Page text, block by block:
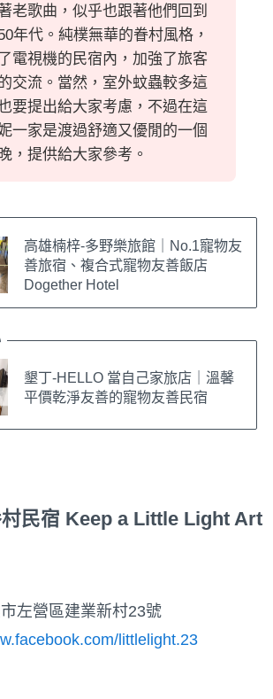
老歌曲，似乎也跟著他們回到
50年代。純樸無華的眷村風格，
電視機的民宿內，加強了旅客
交流。當然，室外蚊蟲較多這
要提出給大家考慮，不過在這
一家是渡過舒適又優閒的一個
，提供給大家參考。
高雄楠梓-多野樂旅館｜No.1寵物友
善旅宿、複合式寵物友善飯店
Dogether Hotel
墾丁-HELLO 當自己家旅店｜溫馨
平價乾淨友善的寵物友善民宿
民宿 Keep a Little Light Art
左營區建業新村23號
littlelight.23